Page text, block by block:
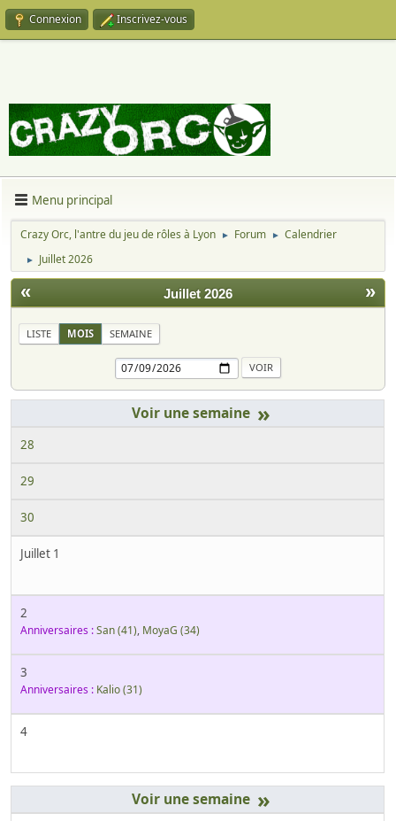
Connexion Inscrivez-vous
Menu principal
Crazy Orc, l'antre du jeu de rôles à Lyon ► Forum ► Calendrier
► Juillet 2026
« »
Juillet 2026
LISTE MOIS SEMAINE
»
28
29
30
Juillet 1
2
Anniversaires :San(41), MoyaG (34)
3
Anniversaires : Kalio(31)
4
»